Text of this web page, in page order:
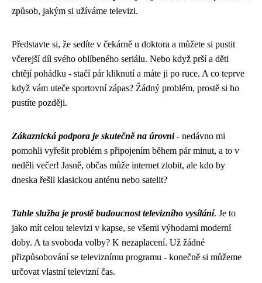
způsob, jakým si užíváme televizi.
Představte si, že sedíte v čekárně u doktora a můžete si pustit
včerejší díl svého oblíbeného seriálu. Nebo když prší a děti
chtějí pohádku - stačí pár kliknutí a máte ji po ruce. A co teprve
když vám uteče sportovní zápas? Žádný problém, prostě si ho
pustíte později.
Zákaznická podpora je skutečně na úrovni- nedávno mi
pomohli vyřešit problém s připojením během pár minut, a to v
neděli večer! Jasně, občas může internet zlobit, ale kdo by
dneska řešil klasickou anténu nebo satelit?
Tahle služba je prostě budoucnost televizního vysílání. Je to
jako mít celou televizi v kapse, se všemi výhodami moderní
doby. A ta svoboda volby? K nezaplacení. Už žádné
přizpůsobování se televiznímu programu - konečně si můžeme
určovat vlastní televizní čas.